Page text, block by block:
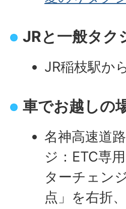
JRと一般タク
JR稲枝駅か
車でお越しの
名神高速道
ジ：ETC専
ターチェン
点」を右折